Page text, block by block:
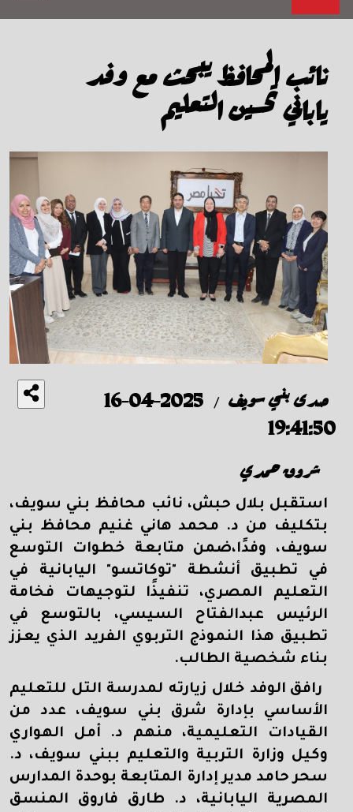
نائب المحافظ يبحث مع وفد
ياباني تحسين التعليم
صدى بني سويف /
2025-04-16
19:41:50
شروق حمدي
استقبل بلال حبش، نائب محافظ بني سويف،
بتكليف من د. محمد هاني غنيم محافظ بني
سويف، وفدًا،ضمن متابعة خطوات التوسع
في تطبيق أنشطة "توكاتسو" اليابانية في
التعليم المصري، تنفيذًا لتوجيهات فخامة
الرئيس عبدالفتاح السيسي، بالتوسع في
تطبيق هذا النموذج التربوي الفريد الذي يعزز
بناء شخصية الطالب.
رافق الوفد خلال زيارته لمدرسة التل للتعليم
الأساسي بإدارة شرق بني سويف، عدد من
القيادات التعليمية، منهم د. أمل الهواري
وكيل وزارة التربية والتعليم ببني سويف، د.
سحر حامد مدير إدارة المتابعة بوحدة المدارس
المصرية اليابانية، د. طارق فاروق المنسق